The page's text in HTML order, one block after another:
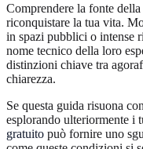
Comprendere la fonte
riconquistare la tua vita.
in spazi pubblici o intense
nome tecnico della loro
distinzioni chiave tra
chiarezza.
Se questa guida risuona
esplorando ulteriormente i
gratuito può fornire uno